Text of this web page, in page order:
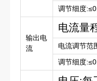
调节细度
输出电
流
电流量
电流调节范
调节细度